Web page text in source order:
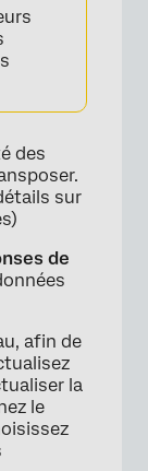
×
des
sur
de
afin de
la
le